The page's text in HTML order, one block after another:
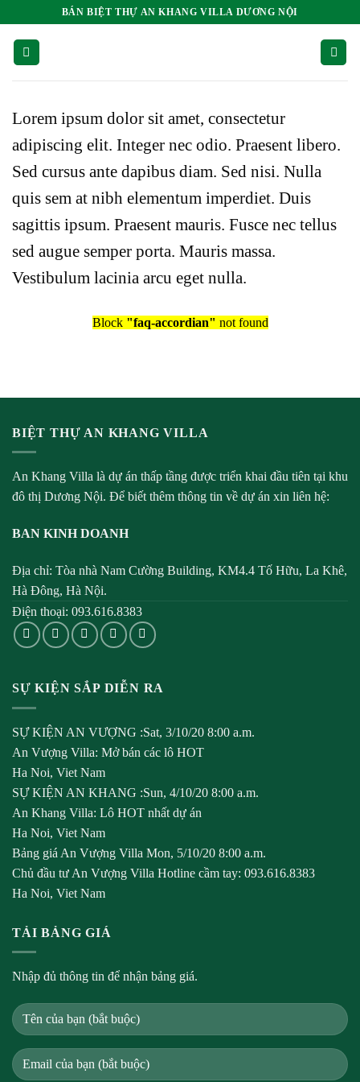
dung
BÁN BIỆT THỰ AN KHANG VILLA DƯƠNG NỘI
Lorem ipsum dolor sit amet, consectetur
adipiscing elit. Integer nec odio. Praesent libero.
Sed cursus ante dapibus diam. Sed nisi. Nulla
quis sem at nibh elementum imperdiet. Duis
sagittis ipsum. Praesent mauris. Fusce nec tellus
sed augue semper porta. Mauris massa.
Vestibulum lacinia arcu eget nulla.
Block "faq-accordian" not found
BIỆT THỰ AN KHANG VILLA
An Khang Villa là dự án thấp tầng được triển khai đầu tiên tại khu
đô thị Dương Nội. Để biết thêm thông tin về dự án xin liên hệ:
BAN KINH DOANH
Địa chỉ: Tòa nhà Nam Cường Building, KM4.4 Tố Hữu, La Khê,
Hà Đông, Hà Nội.
Điện thoại: 093.616.8383
SỰ KIỆN SẮP DIỄN RA
SỰ KIỆN AN VƯỢNG :Sat, 3/10/20 8:00 a.m.
An Vượng Villa: Mở bán các lô HOT
Ha Noi, Viet Nam
SỰ KIỆN AN KHANG :Sun, 4/10/20 8:00 a.m.
An Khang Villa: Lô HOT nhất dự án
Ha Noi, Viet Nam
Bảng giá An Vượng Villa Mon, 5/10/20 8:00 a.m.
Chủ đầu tư An Vượng Villa Hotline cầm tay: 093.616.8383
Ha Noi, Viet Nam
TẢI BẢNG GIÁ
Nhập đủ thông tin để nhận bảng giá.